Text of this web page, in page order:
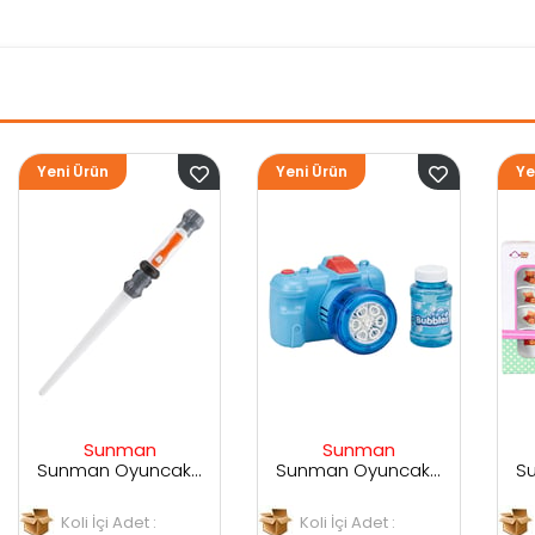
Sunman
Koli İçi Adet :
Yeni Ürün
Sunman
Koli İçi Adet :
Yeni Ürün